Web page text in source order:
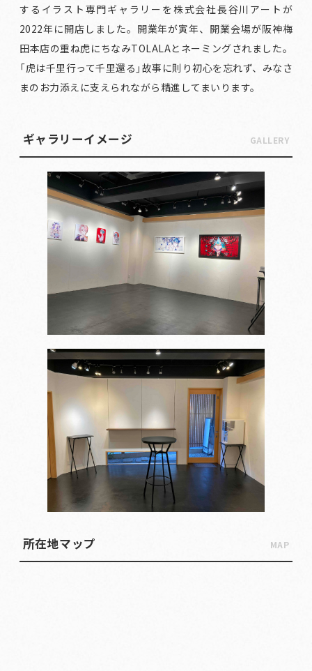
するイラスト専門ギャラリーを株式会社長谷川アートが
2022年に開店しました。開業年が寅年、開業会場が阪神梅
田本店の重ね虎にちなみTOLALAとネーミングされました。
「虎は千里行って千里還る」故事に則り初心を忘れず、みなさ
まのお力添えに支えられながら精進してまいります。
ギャラリーイメージ GALLERY
所在地マップ MAP